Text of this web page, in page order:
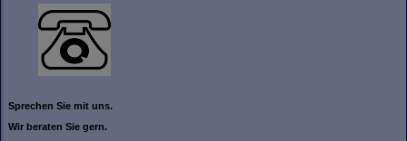
Sprechen Sie mit uns.
Wir beraten Sie gern.